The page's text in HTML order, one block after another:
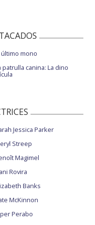
último mono
patrulla canina: La dino
Jessica Parker
Streep
Magimel
Rovira
Banks
McKinnon
Perabo